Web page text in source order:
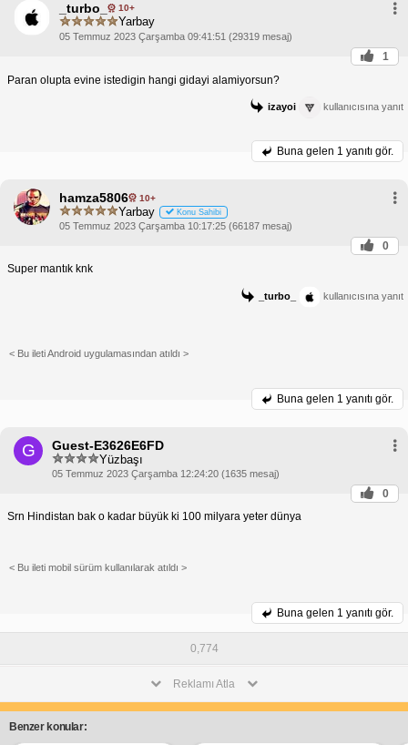
_turbo_ 10+
Yarbay
05 Temmuz 2023 Çarşamba 09:41:51 (29319 mesaj)
1
Paran olupta evine istedigin hangi gidayi alamiyorsun?
izayoi kullanıcısına yanıt
Buna gelen 1 yanıtı gör.
hamza5806 10+
Yarbay Konu Sahibi
05 Temmuz 2023 Çarşamba 10:17:25 (66187 mesaj)
0
Super mantık knk
_turbo_ kullanıcısına yanıt
< Bu ileti Android uygulamasından atıldı >
Buna gelen 1 yanıtı gör.
G Guest-E3626E6FD
Yüzbaşı
05 Temmuz 2023 Çarşamba 12:24:20 (1635 mesaj)
0
Srn Hindistan bak o kadar büyük ki 100 milyara yeter dünya
< Bu ileti mobil sürüm kullanılarak atıldı >
Buna gelen 1 yanıtı gör.
0,774
Reklamı Atla
Benzer konular: